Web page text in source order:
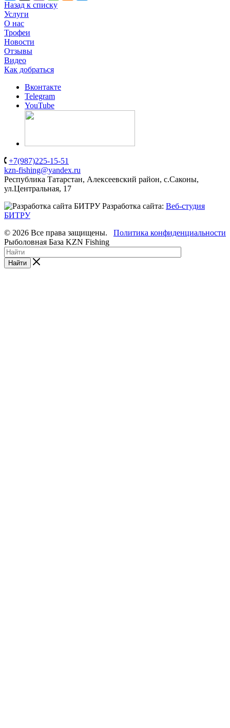
Назад к списку
Услуги
О нас
Трофеи
Новости
Отзывы
Видео
Как добраться
Вконтакте
Telegram
YouTube
+7(987)225-15-51
kzn-fishing@yandex.ru
Республика Татарстан, Алексеевский район, с.Саконы,
ул.Центральная, 17
Разработка сайта: Веб-студия
БИТРУ
Политика конфиденциальности
© 2026 Все права защищены.
Рыболовная База KZN Fishing
Найти